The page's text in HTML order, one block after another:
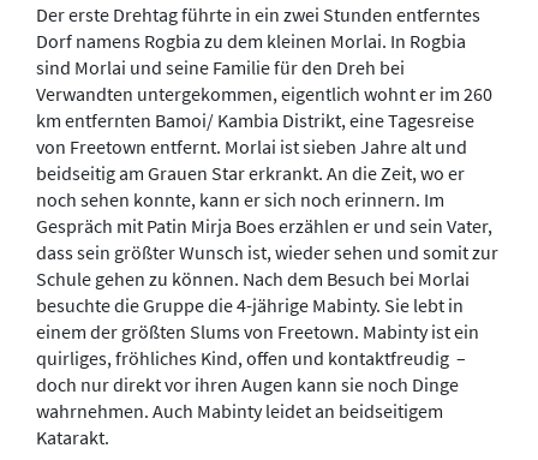
Der erste Drehtag führte in ein zwei Stunden entferntes
Dorf namens Rogbia zu dem kleinen Morlai. In Rogbia
sind Morlai und seine Familie für den Dreh bei
Verwandten untergekommen, eigentlich wohnt er im 260
km entfernten Bamoi/ Kambia Distrikt, eine Tagesreise
von Freetown entfernt. Morlai ist sieben Jahre alt und
beidseitig am Grauen Star erkrankt. An die Zeit, wo er
noch sehen konnte, kann er sich noch erinnern. Im
Gespräch mit Patin Mirja Boes erzählen er und sein Vater,
dass sein größter Wunsch ist, wieder sehen und somit zur
Schule gehen zu können. Nach dem Besuch bei Morlai
besuchte die Gruppe die 4-jährige Mabinty. Sie lebt in
einem der größten Slums von Freetown. Mabinty ist ein
quirliges, fröhliches Kind, offen und kontaktfreudig –
doch nur direkt vor ihren Augen kann sie noch Dinge
wahrnehmen. Auch Mabinty leidet an beidseitigem
Katarakt.